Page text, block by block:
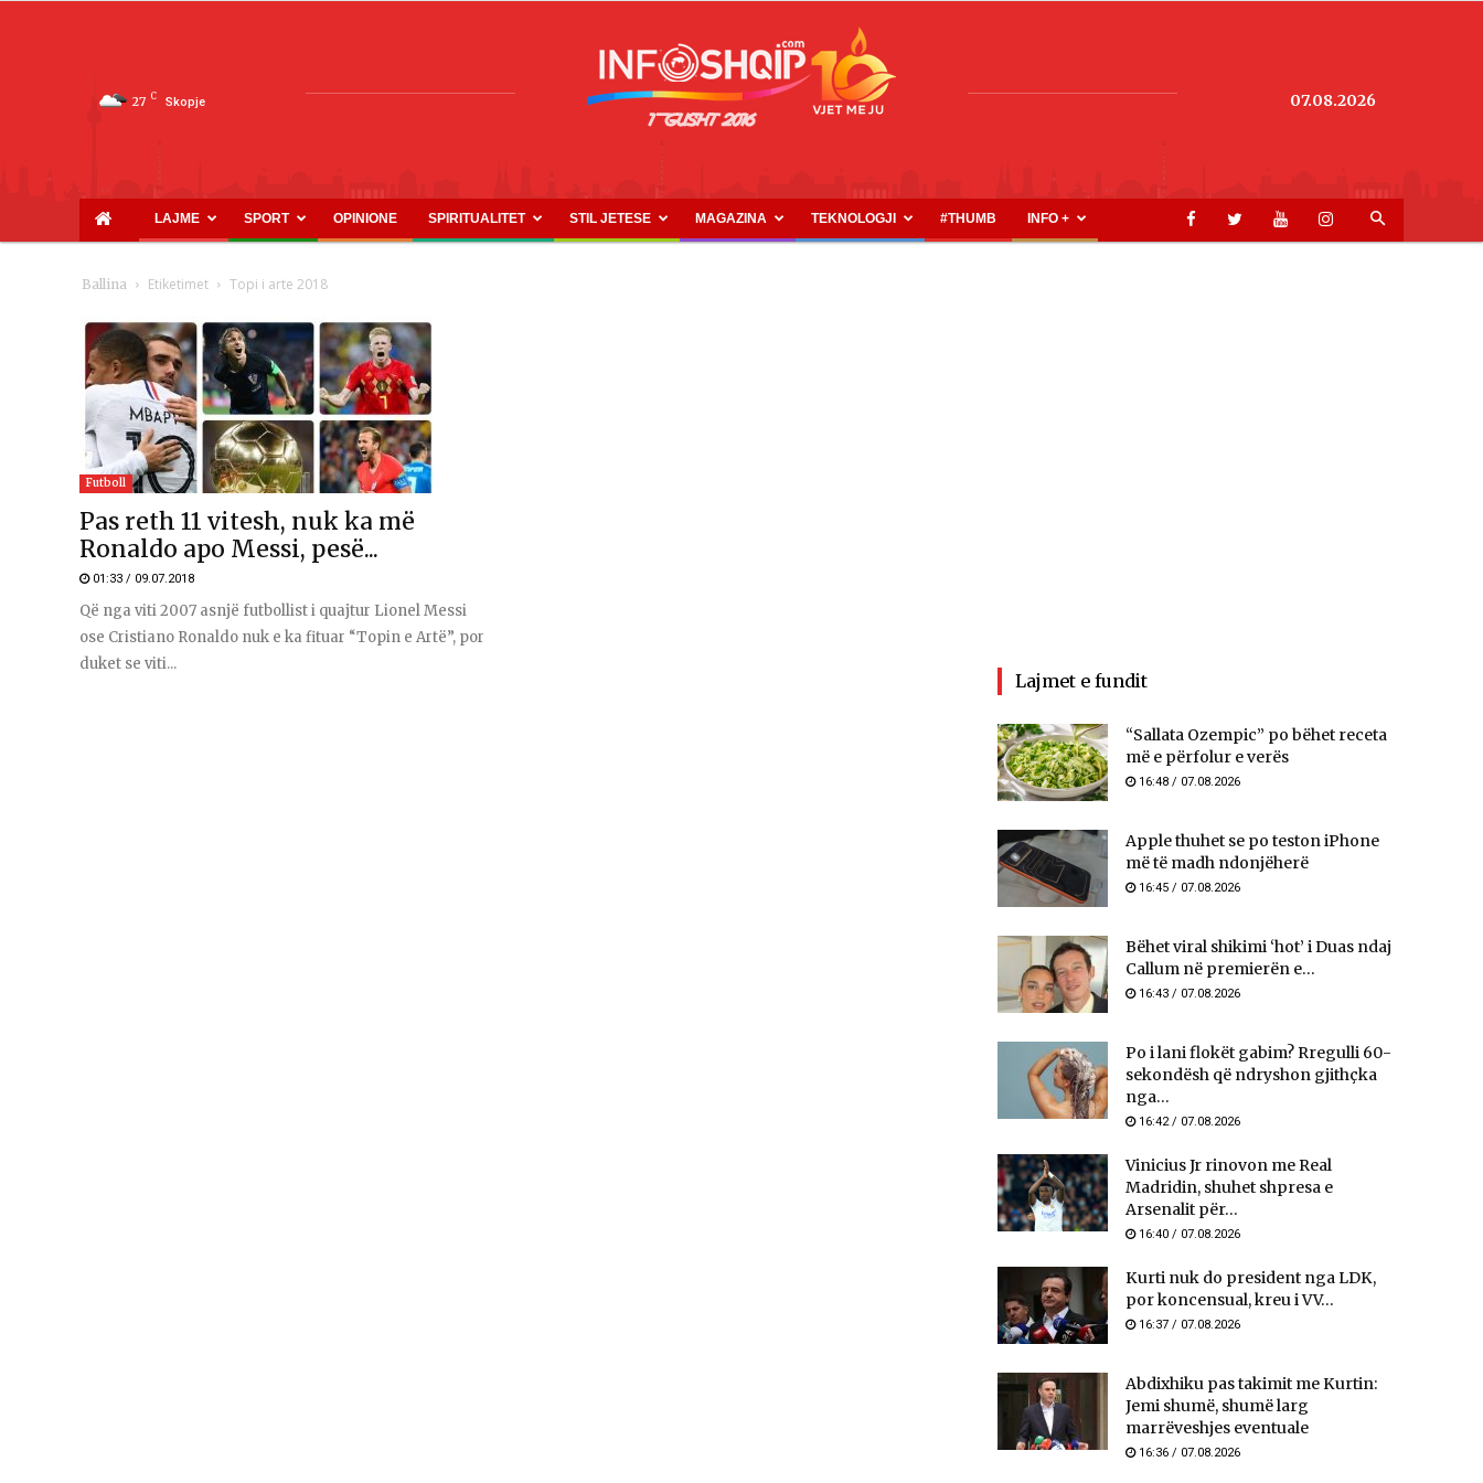
27 C Skopje
INFOSHQIP.COM
07.08.2026
LAJME SPORT OPINIONE SPIRITUALITET STIL JETESE MAGAZINA TEKNOLOGJI #THUMB INFO +
Ballina Etiketimet Topi i arte 2018
Futboll
Pas reth 11 vitesh, nuk ka më
Ronaldo apo Messi, pesë...
01:33 / 09.07.2018
Që nga viti 2007 asnjë futbollist i quajtur Lionel Messi
ose Cristiano Ronaldo nuk e ka fituar “Topin e Artë”, por
duket se viti...
Lajmet e fundit
“Sallata Ozempic” po bëhet receta
më e përfolur e verës
16:48 / 07.08.2026
Apple thuhet se po teston iPhone
më të madh ndonjëherë
16:45 / 07.08.2026
Bëhet viral shikimi ‘hot’ i Duas ndaj
Callum në premierën e...
16:43 / 07.08.2026
Po i lani flokët gabim? Rregulli 60-
sekondësh që ndryshon gjithçka
nga...
16:42 / 07.08.2026
Vinicius Jr rinovon me Real
Madridin, shuhet shpresa e
Arsenalit për...
16:40 / 07.08.2026
Kurti nuk do president nga LDK,
por koncensual, kreu i VV...
16:37 / 07.08.2026
Abdixhiku pas takimit me Kurtin:
Jemi shumë, shumë larg
marrëveshjes eventuale
16:36 / 07.08.2026